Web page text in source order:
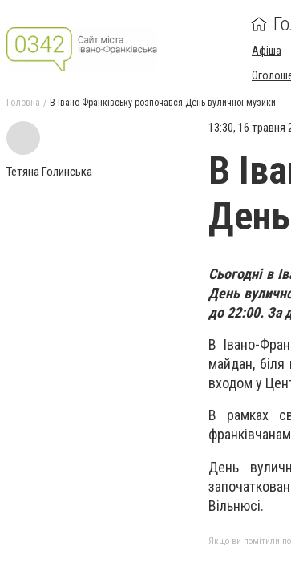
Афіша
Головна В Івано-Франківську розпочався День вуличної музики
Тетяна Голинська
13:30, 16 травня
В
Сьогодні в
День
до 22:00. За
В Івано-
майдан, біля
входом у
В рамках
День
Вільнюсі.
Якщо ви помітили